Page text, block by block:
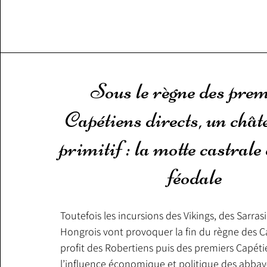
jour quarante-trois sites datés de la période de La
certaines hypothèses, il aurait pu être situé au
Montépilloy, un point stratégique et un carrefour
Sous le règne des
Capétiens directs, un
primitif : la motte castrale
féodale
Toutefois les incursions des Vikings, des
Hongrois vont provoquer la fin du règne des
profit des Robertiens puis des premiers
l’influence économique et politique des